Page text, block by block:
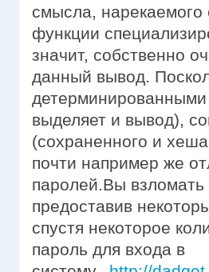
смысла,
функции
значит, собственно
данный вывод.
детерминированными
выделяет и вывод),
(сохраненного и
почти например же
паролей.Вы
предоставив
спустя некоторое
пароль для входа в